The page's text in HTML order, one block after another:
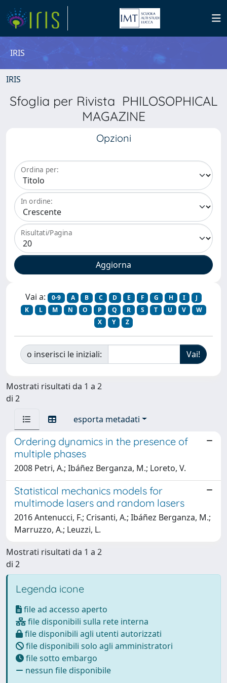
IRIS
IRIS
Sfoglia per Rivista PHILOSOPHICAL
MAGAZINE
Opzioni
Ordina per:
In ordine:
Risultati/Pagina
Vai a: 0-9 A B C D E F G H I
J
K
L M N O P Q R S T U V
W
X
Y Z
o inserisci le iniziali:
Mostrati risultati da 1 a 2
di 2
esporta metadati
Ordering dynamics in the presence of
multiple phases
2008 Petri, A.; Ibáñez Berganza, M.; Loreto, V.
Statistical mechanics models for
multimode lasers and random lasers
2016 Antenucci, F.; Crisanti, A.; Ibáñez Berganza, M.;
Marruzzo, A.; Leuzzi, L.
Mostrati risultati da 1 a 2
di 2
Legenda icone
file ad accesso aperto
file disponibili sulla rete interna
file disponibili agli utenti autorizzati
file disponibili solo agli amministratori
file sotto embargo
nessun file disponibile